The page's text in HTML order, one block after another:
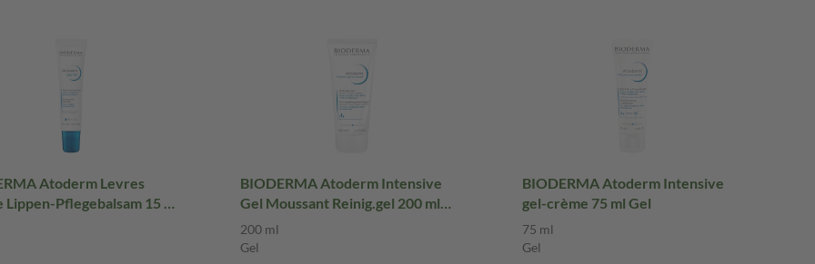
Atoderm Levres
Lippen-Pflegebalsam 15 ml
BIODERMA Atoderm Intensive
Gel Moussant Reinig.gel 200 ml
Gel
200 ml
Gel
BIODERMA Atoderm Intensive
gel-crème 75 ml Gel
75 ml
Gel